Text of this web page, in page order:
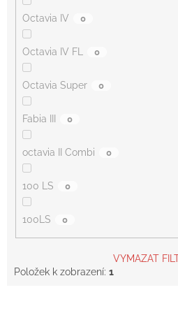
Octavia IV 0
Octavia IV FL 0
Octavia Super 0
Fabia III 0
octavia II Combi 0
100 LS 0
100LS 0
VYMAZAT
Položek k zobrazení: 1